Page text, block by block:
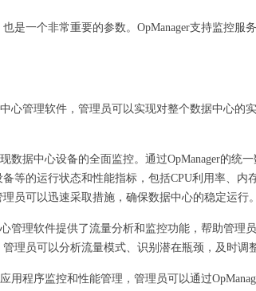
是一个非常重要的参数。OpManager支持监控
中心管理软件，管理员可以实现对整个数据中心
数据中心设备的全面监控。通过OpManager的
等的运行状态和性能指标，包括CPU利用率、
员可以迅速采取措施，确保数据中心的稳定运行。
管理软件提供了流量分析和监控功能，帮助管理
理员可以分析流量模式、识别潜在瓶颈，及时调
用程序监控和性能管理，管理员可以通过